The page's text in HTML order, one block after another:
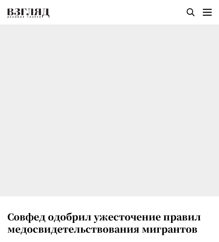
Совфед одобрил ужесточение правил
медосвидетельствования мигрантов